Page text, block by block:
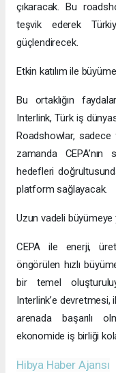
çıkaracak. Bu
teşvik ederek
güçlendirecek.
Etkin katılım ile
Bu ortaklığın
Interlink, Türk iş
Roadshowlar, sadece
zamanda CEPA’nın
hedefleri
platform sağlayacak.
Uzun vadeli
CEPA ile enerji,
öngörülen hızlı
bir temel
Interlink’e
arenada başarılı
ekonomide iş birliği
Hibya Haber Ajansı